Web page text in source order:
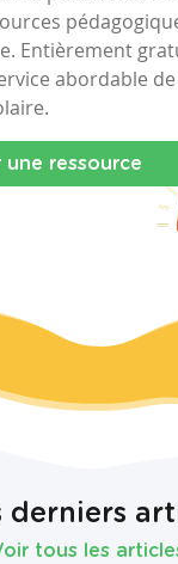
Entièrement
abordable
une ressource
derniers
tous les